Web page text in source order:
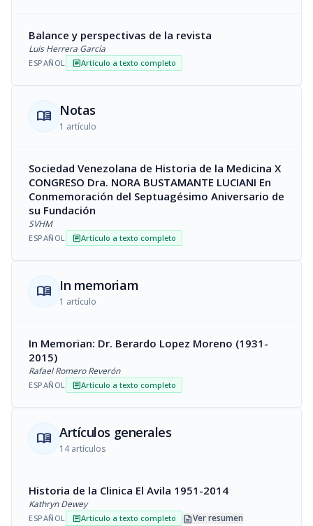
Balance y perspectivas de la revista
Luis Herrera García
ESPAÑOL articleArtículo a texto completo
menu_book Notas
1 artículo
Sociedad Venezolana de Historia de la Medicina X
CONGRESO Dra. NORA BUSTAMANTE LUCIANI En
Conmemoración del Septuagésimo Aniversario de
su Fundación
SVHM
ESPAÑOL articleArtículo a texto completo
menu_book In memoriam
1 artículo
In Memorian: Dr. Berardo Lopez Moreno (1931-
2015)
Rafael Romero Reverón
ESPAÑOL articleArtículo a texto completo
menu_book Artículos generales
14 artículos
Historia de la Clinica El Avila 1951-2014
Kathryn Dewey
ESPAÑOL articleArtículo a texto completo descriptionVer resumen